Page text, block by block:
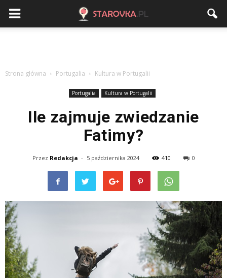
Strona główna Portugalia Kultura w Portugalii
Portugalia Kultura w Portugalii
Ile zajmuje zwiedzanie
Fatimy?
Przez Redakcja - 5 października 2024 410 0